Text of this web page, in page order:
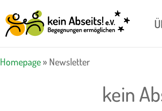
Homepage» Newsletter
kein